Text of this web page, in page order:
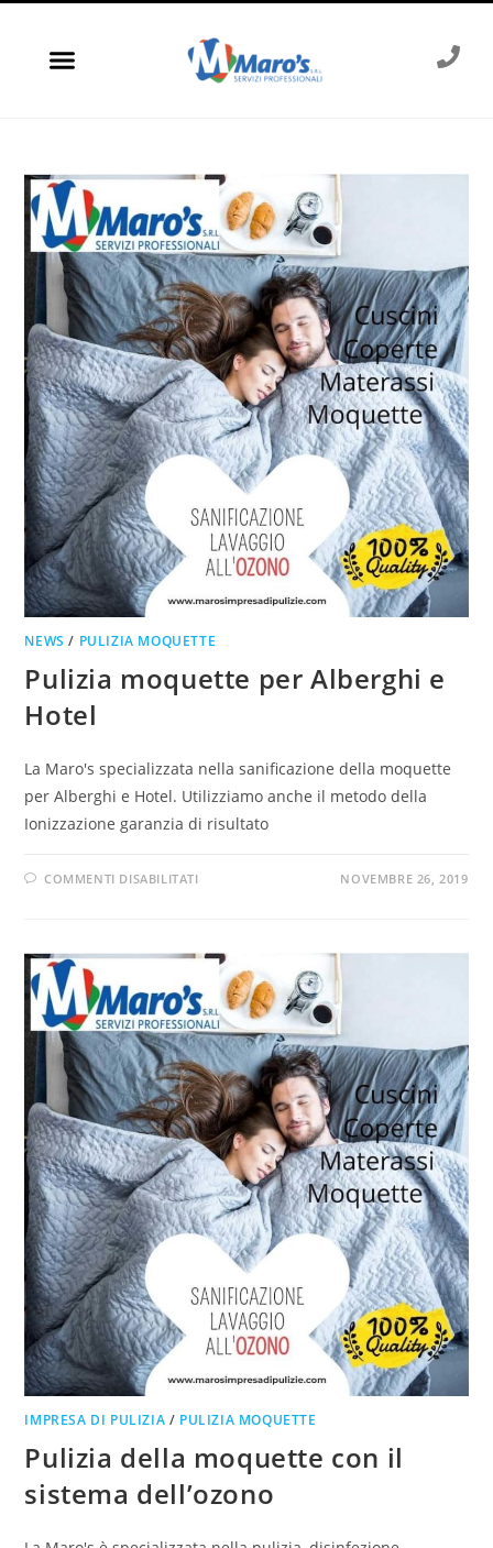
NEWS / PULIZIA MOQUETTE
Pulizia moquette per Alberghi e
Hotel
La Maro's specializzata nella sanificazione della moquette
per Alberghi e Hotel. Utilizziamo anche il metodo della
Ionizzazione garanzia di risultato
COMMENTI DISABILITATI NOVEMBRE 26, 2019
IMPRESA DI PULIZIA / PULIZIA MOQUETTE
Pulizia della moquette con il
sistema dell’ozono